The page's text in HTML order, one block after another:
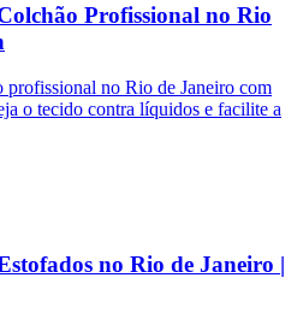
Profissional no Rio
profissional no Rio de Janeiro com
o tecido contra líquidos e facilite a
no Rio de Janeiro |